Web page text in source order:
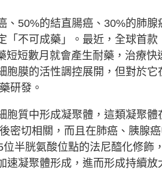
、50%的結直腸癌、30%的肺腺
「不可成藥」。最近，全球首款
短短數月就會產生耐藥，治療快
胞膜的活性調控展開，但對於它
研發。
胞質中形成凝聚體，這類凝聚體
密切相關，而且在肺癌、胰腺
半胱氨酸位點的法尼醯化修飾
速凝聚體形成，進而形成持續放